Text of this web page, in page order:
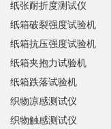
纸张耐折度测试仪
纸箱破裂强度试验机
纸箱抗压强度试验机
纸箱夹抱力试验机
纸箱跌落试验机
织物凉感测试仪
织物触感测试仪